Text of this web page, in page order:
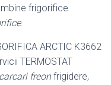
frigorifice
.
ARCTIC K3662
TERMOSTAT
freonfrigidere,